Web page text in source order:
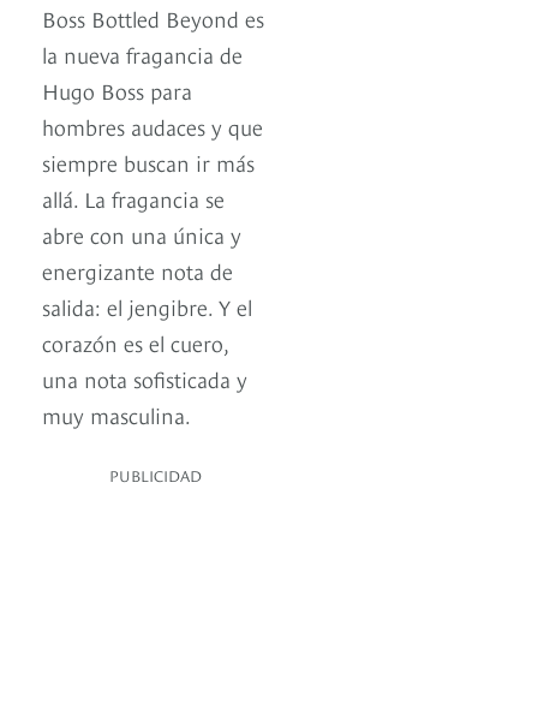
Boss Bottled Beyond es
la nueva fragancia de
Hugo Boss para
hombres audaces y que
siempre buscan ir más
allá. La fragancia se
abre con una única y
energizante nota de
salida: el jengibre. Y el
corazón es el cuero,
una nota sofisticada y
muy masculina.
PUBLICIDAD